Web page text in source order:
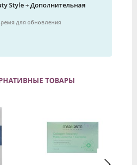
Style + Дополнительная
для обновления
ТОВАРЫ